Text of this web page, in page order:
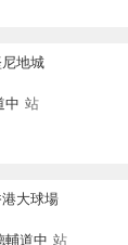
地城
中 站
大球場
輔道中 站